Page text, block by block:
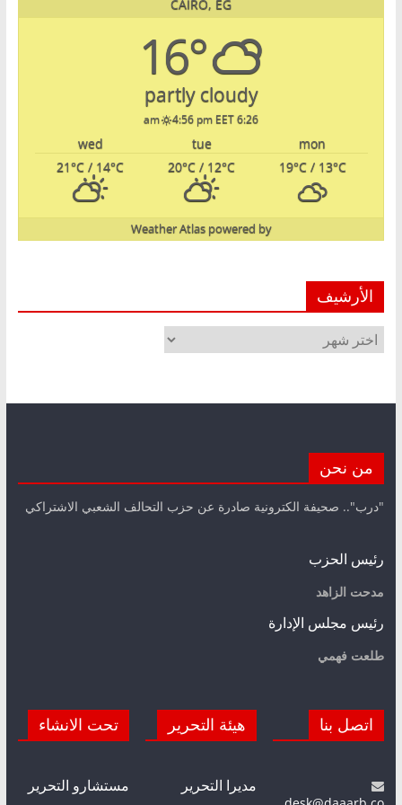
CAIRO, EG
16°
partly cloudy
6:26 am
4:56 pm EET
mon
tue
wed
19°C/ 13°C
20°C / 12°C
21°C / 14°C
powered by
Weather Atlas
الأرشيف
الأرشيف
من نحن
"درب".. صحيفة الكترونية صادرة عن حزب التحالف الشعبي الاشتراكي
رئيس الحزب
مدحت الزاهد
رئيس مجلس الإدارة
طلعت فهمي
اتصل بنا هيئة التحرير
مديرا التحرير
تحت الانشاء
مستشارو التحرير